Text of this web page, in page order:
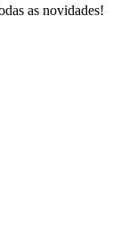
as novidades!